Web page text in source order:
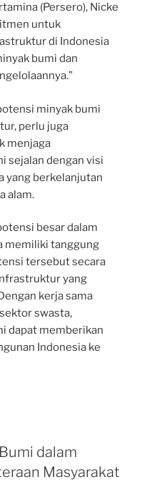
(Persero), Nicke
untuk
di Indonesia
bumi dan
minyak bumi
perlu juga
menjaga
sejalan dengan visi
yang berkelanjutan
alam.
besar dalam
memiliki tanggung
tersebut secara
yang
kerja sama
swasta,
dapat memberikan
Indonesia ke
dalam
Masyarakat